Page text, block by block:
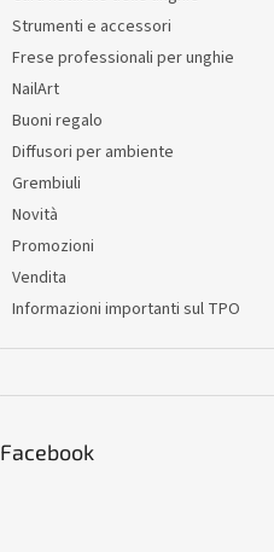
Strumenti e accessori
Frese professionali per unghie
NailArt
Buoni regalo
Diffusori per ambiente
Grembiuli
Novità
Promozioni
Vendita
Informazioni importanti sul TPO
Facebook